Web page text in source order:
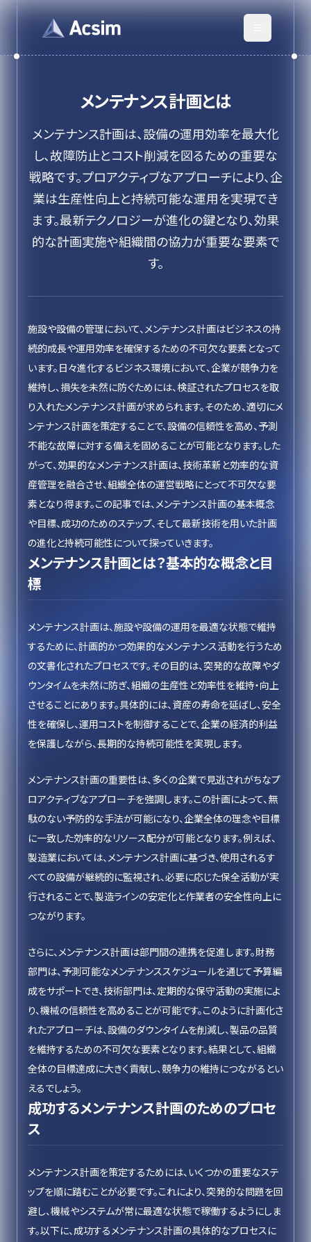
メンテナンス計画とは
メンテナンス計画は、設備の運用効率を最大化
し、故障防止とコスト削減を図るための重要な
戦略です。プロアクティブなアプローチにより、企
業は生産性向上と持続可能な運用を実現でき
ます。最新テクノロジーが進化の鍵となり、効果
的な計画実施や組織間の協力が重要な要素で
す。
施設や設備の管理において、メンテナンス計画はビジネスの持
続的成長や運用効率を確保するための不可欠な要素となって
います。日々進化するビジネス環境において、企業が競争力を
維持し、損失を未然に防ぐためには、検証されたプロセスを取
り入れたメンテナンス計画が求められます。そのため、適切にメ
ンテナンス計画を策定することで、設備の信頼性を高め、予測
不能な故障に対する備えを固めることが可能となります。した
がって、効果的なメンテナンス計画は、技術革新と効率的な資
産管理を融合させ、組織全体の運営戦略にとって不可欠な要
素となり得ます。この記事では、メンテナンス計画の基本概念
や目標、成功のためのステップ、そして最新技術を用いた計画
の進化と持続可能性について探っていきます。
メンテナンス計画とは？基本的な概念と目
標
メンテナンス計画は、施設や設備の運用を最適な状態で維持
するために、計画的かつ効果的なメンテナンス活動を行うため
の文書化されたプロセスです。その目的は、突発的な故障やダ
ウンタイムを未然に防ぎ、組織の生産性と効率性を維持・向上
させることにあります。具体的には、資産の寿命を延ばし、安全
性を確保し、運用コストを制御することで、企業の経済的利益
を保護しながら、長期的な持続可能性を実現します。
メンテナンス計画の重要性は、多くの企業で見逃されがちなプ
ロアクティブなアプローチを強調します。この計画によって、無
駄のない予防的な手法が可能になり、企業全体の理念や目標
に一致した効率的なリソース配分が可能となります。例えば、
製造業においては、メンテナンス計画に基づき、使用されるす
べての設備が継続的に監視され、必要に応じた保全活動が実
行されることで、製造ラインの安定化と作業者の安全性向上に
つながります。
さらに、メンテナンス計画は部門間の連携を促進します。財務
部門は、予測可能なメンテナンススケジュールを通じて予算編
成をサポートでき、技術部門は、定期的な保守活動の実施によ
り、機械の信頼性を高めることが可能です。このように計画化さ
れたアプローチは、設備のダウンタイムを削減し、製品の品質
を維持するための不可欠な要素となります。結果として、組織
全体の目標達成に大きく貢献し、競争力の維持につながるとい
えるでしょう。
成功するメンテナンス計画のためのプロセ
ス
メンテナンス計画を策定するためには、いくつかの重要なステ
ップを順に踏むことが必要です。これにより、突発的な問題を回
避し、機械やシステムが常に最適な状態で稼働するようにしま
す。以下に、成功するメンテナンス計画の具体的なプロセスに